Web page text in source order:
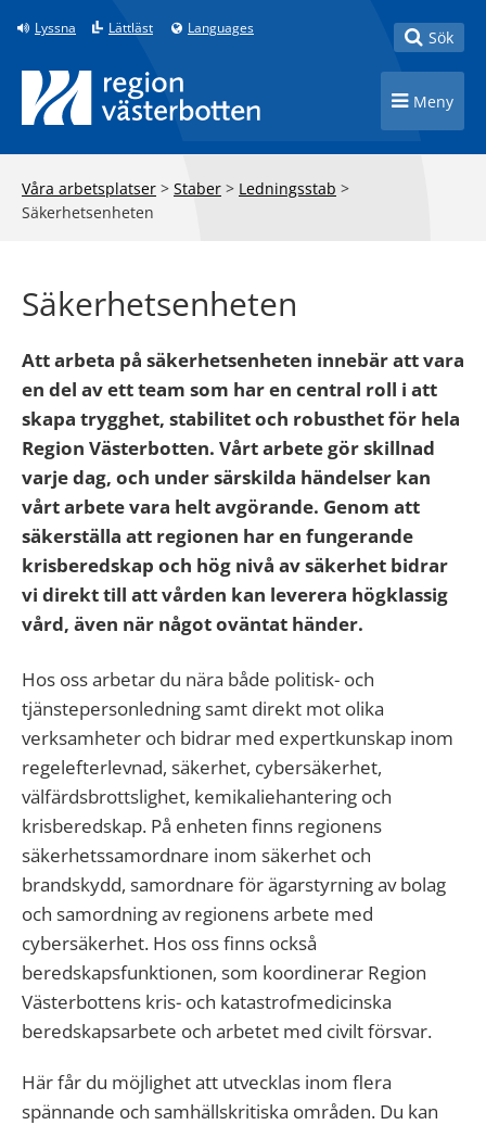
Till innehåll på sidan
Lyssna Lättläst Languages Toggle
Sök
Toggle
Meny
Våra arbetsplatser > Staber > Ledningsstab >
Säkerhetsenheten
Säkerhetsenheten
Att arbeta på säkerhetsenheten innebär att vara
en del av ett team som har en central roll i att
skapa trygghet, stabilitet och robusthet för hela
Region Västerbotten. Vårt arbete gör skillnad
varje dag, och under särskilda händelser kan
vårt arbete vara helt avgörande. Genom att
säkerställa att regionen har en fungerande
krisberedskap och hög nivå av säkerhet bidrar
vi direkt till att vården kan leverera högklassig
vård, även när något oväntat händer.
Hos oss arbetar du nära både politisk- och
tjänstepersonledning samt direkt mot olika
verksamheter och bidrar med expertkunskap inom
regelefterlevnad, säkerhet, cybersäkerhet,
välfärdsbrottslighet, kemikaliehantering och
krisberedskap. På enheten finns regionens
säkerhetssamordnare inom säkerhet och
brandskydd, samordnare för ägarstyrning av bolag
och samordning av regionens arbete med
cybersäkerhet. Hos oss finns också
beredskapsfunktionen, som koordinerar Region
Västerbottens kris- och katastrofmedicinska
beredskapsarbete och arbetet med civilt försvar.
Här får du möjlighet att utvecklas inom flera
spännande och samhällskritiska områden. Du kan